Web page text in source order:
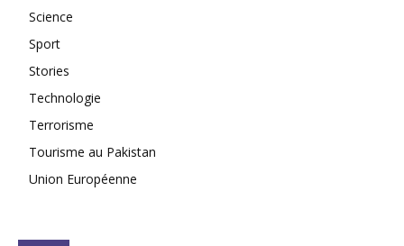
Science
Sport
Stories
Technologie
Terrorisme
Tourisme au Pakistan
Union Européenne